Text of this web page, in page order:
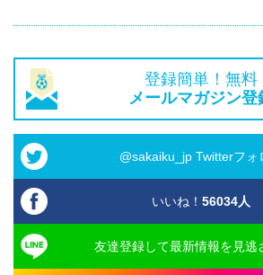
登録簡単！無料
メールマガジン登
@sakaiku_jp Twitterフォ
いいね！ 56034人
友達登録して最新情報を見逃